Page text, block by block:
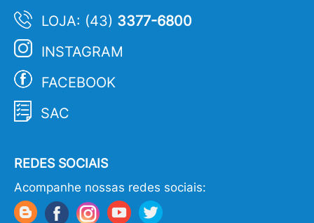
LOJA: (43) 3377-6800
INSTAGRAM
FACEBOOK
SAC
REDES SOCIAIS
Acompanhe nossas redes sociais: